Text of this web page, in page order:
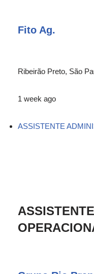
Fito Ag.
Ribeirão Preto, São
1 week ago
ASSISTENTE